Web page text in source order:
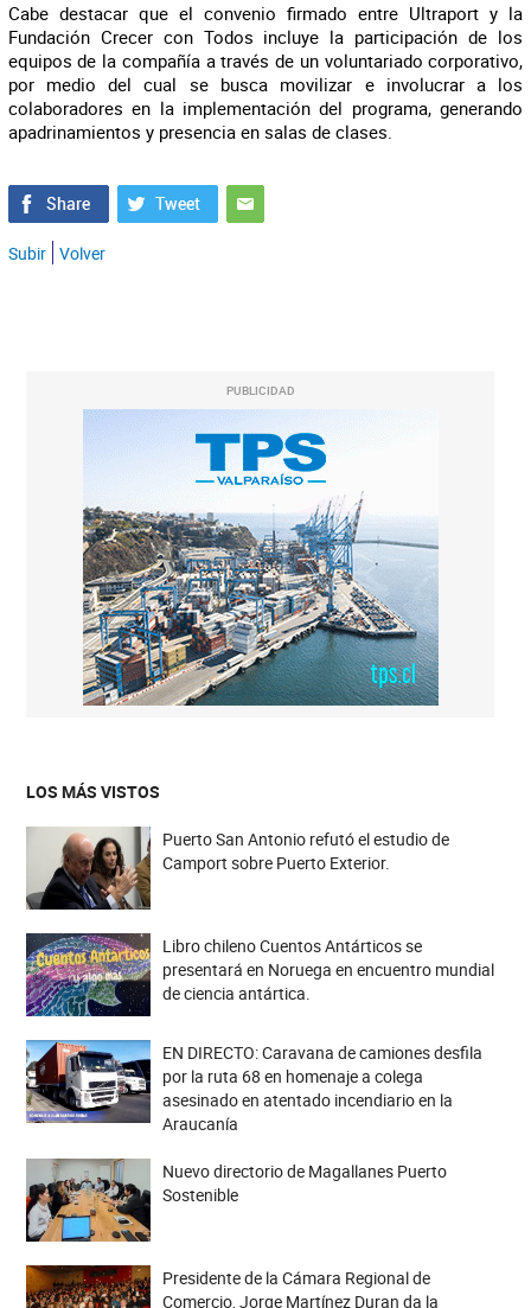
Cabe destacar que el convenio firmado entre Ultraport y la
Fundación Crecer con Todos incluye la participación de los
equipos de la compañía a través de un voluntariado corporativo,
por medio del cual se busca movilizar e involucrar a los
colaboradores en la implementación del programa, generando
apadrinamientos y presencia en salas de clases.
Subir Volver
PUBLICIDAD
LOS MÁS VISTOS
Puerto San Antonio refutó el estudio de
Camport sobre Puerto Exterior.
Libro chileno Cuentos Antárticos se
presentará en Noruega en encuentro mundial
de ciencia antártica.
EN DIRECTO: Caravana de camiones desfila
por la ruta 68 en homenaje a colega
asesinado en atentado incendiario en la
Araucanía
Nuevo directorio de Magallanes Puerto
Sostenible
Presidente de la Cámara Regional de
Comercio, Jorge Martínez Duran da la